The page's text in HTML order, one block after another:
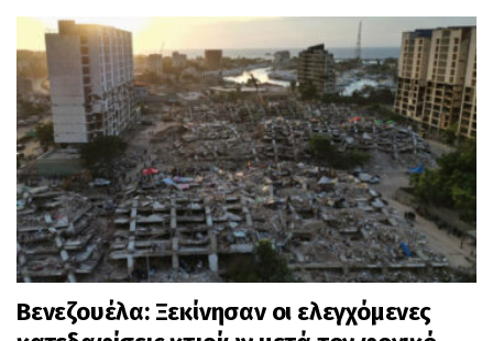
Βενεζουέλα: Ξεκίνησαν οι ελεγχόμενες